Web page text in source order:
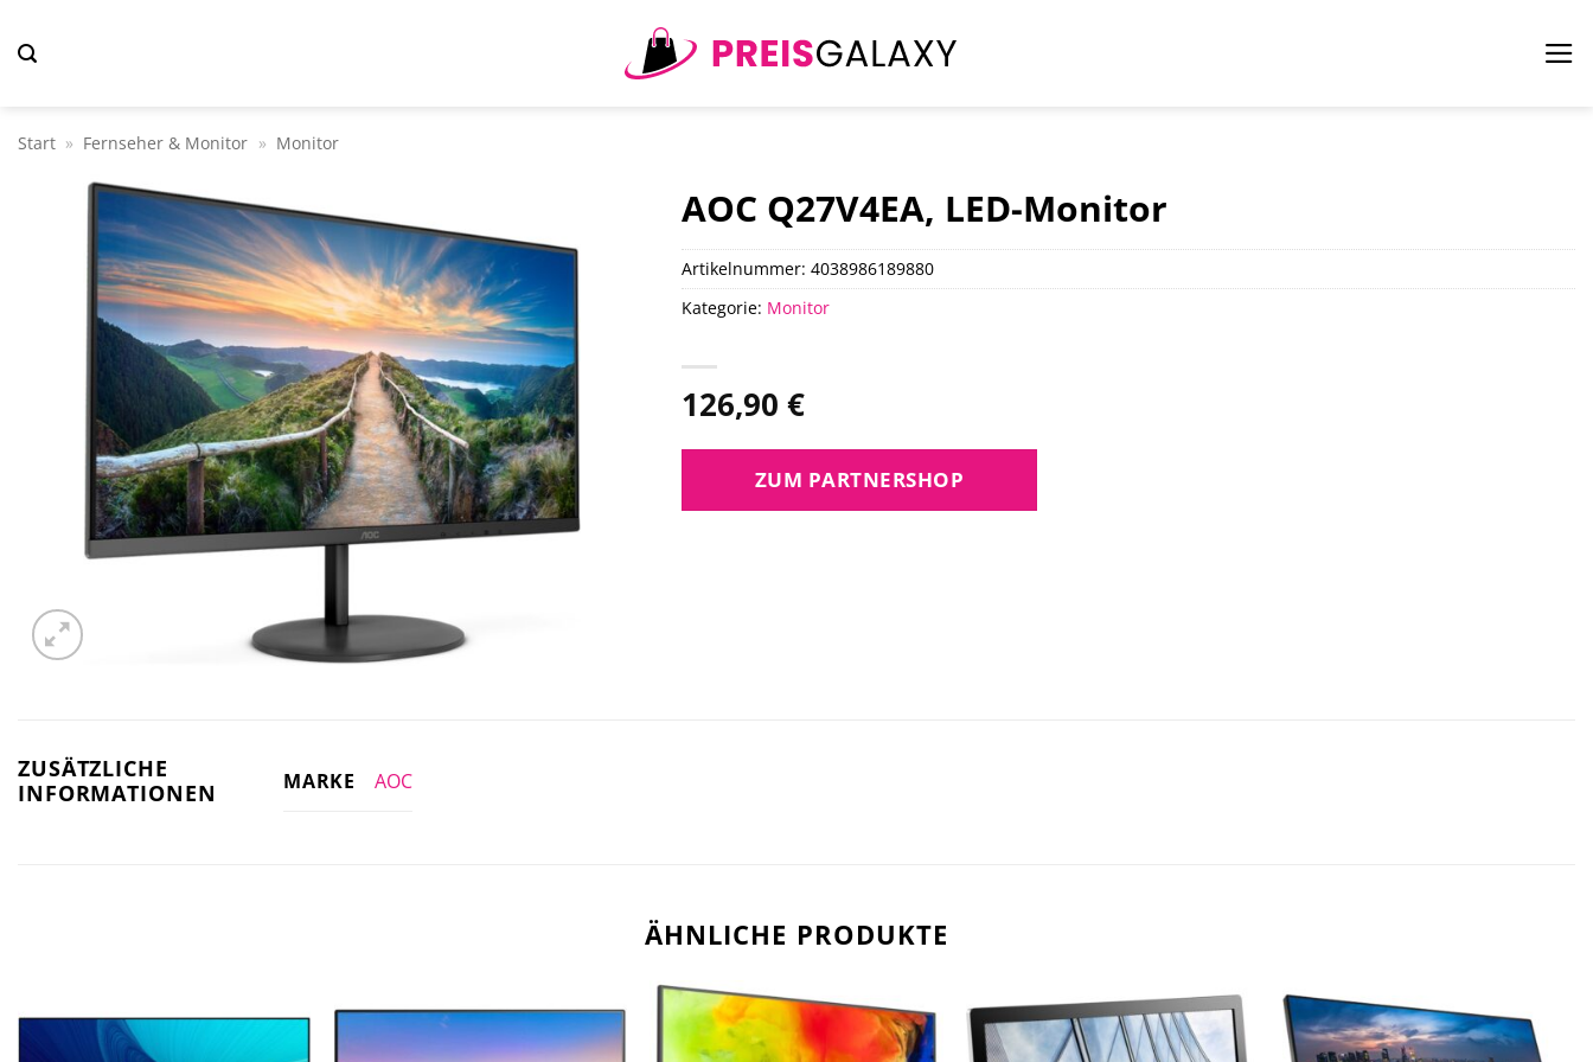
Inhalt
Start » Fernseher & Monitor » Monitor
AOC Q27V4EA, LED-Monitor
126,90 €
ZUM PARTNERSHOP
Artikelnummer: 4038986189880
Kategorie: Monitor
ZUSÄTZLICHE
INFORMATIONEN
MARKE AOC
ÄHNLICHE PRODUKTE